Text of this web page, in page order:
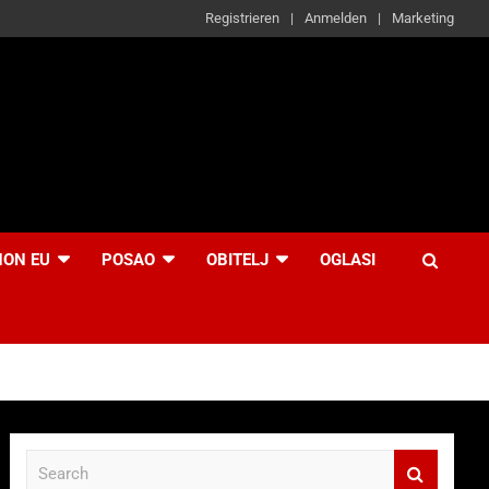
Registrieren Anmelden Marketing
EU POSAO OBITELJ OGLASI